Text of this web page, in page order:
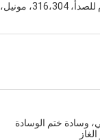
أسلاك الفولاذ المقاوم للصدأ، 316،304، مونيل،
وسادة ختم الوسادة